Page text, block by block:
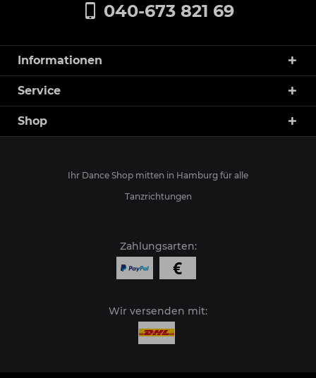
040-673 821 69
Informationen
Service
Shop
Ihr Dance Shop mitten in Hamburg für alle
Tanzrichtungen
Zahlungsarten:
Wir versenden mit: